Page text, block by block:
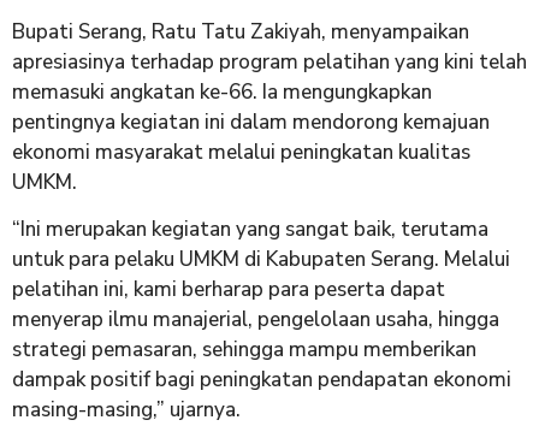
Bupati Serang, Ratu Tatu Zakiyah, menyampaikan
apresiasinya terhadap program pelatihan yang kini telah
memasuki angkatan ke-66. Ia mengungkapkan
pentingnya kegiatan ini dalam mendorong kemajuan
ekonomi masyarakat melalui peningkatan kualitas
UMKM.
“Ini merupakan kegiatan yang sangat baik, terutama
untuk para pelaku UMKM di Kabupaten Serang. Melalui
pelatihan ini, kami berharap para peserta dapat
menyerap ilmu manajerial, pengelolaan usaha, hingga
strategi pemasaran, sehingga mampu memberikan
dampak positif bagi peningkatan pendapatan ekonomi
masing-masing,” ujarnya.